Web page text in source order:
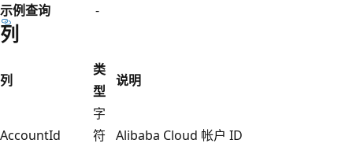
示例查询
-
列
列
类
型
说明
AccountId
字
符
Alibaba Cloud 帐户 ID